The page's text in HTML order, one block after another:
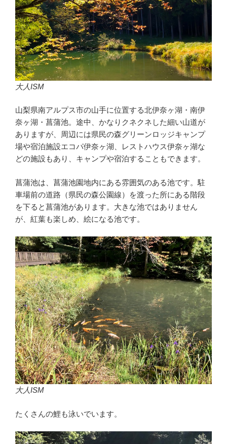
大人ISM
山梨県南アルプス市の山手に位置する北伊奈ヶ湖・南伊
奈ヶ湖・菖蒲池。途中、かなりクネクネした細い山道が
ありますが、周辺には県民の森グリーンロッジキャンプ
場や宿泊施設エコパ伊奈ヶ湖、レストハウス伊奈ヶ湖な
どの施設もあり、キャンプや宿泊することもできます。
菖蒲池は、菖蒲池園地内にある雰囲気のある池です。駐
車場前の道路（県民の森公園線）を渡った所にある階段
を下ると菖蒲池があります。大きな池ではありません
が、紅葉も楽しめ、絵になる池です。
大人ISM
たくさんの鯉も泳いでいます。